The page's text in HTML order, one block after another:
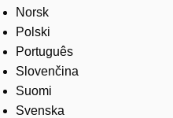
Norsk
Polski
Português
Slovenčina
Suomi
Svenska